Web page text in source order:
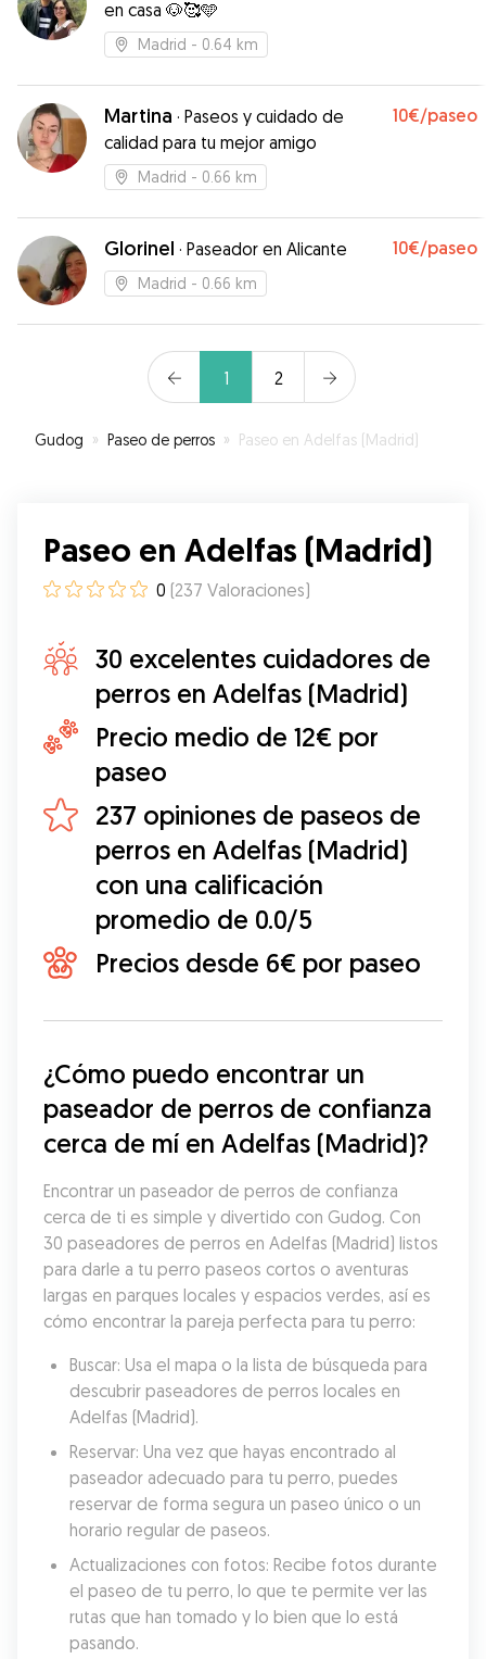
en casa 🐶🥰🩵
Madrid - 0.64 km
Martina · Paseos y cuidado de
calidad para tu mejor amigo
10€/paseo
Madrid - 0.66 km
Glorinel · Paseador en Alicante 10€/paseo
Madrid - 0.66 km
1 2
Gudog » Paseo de perros » Paseo en Adelfas (Madrid)
Paseo en Adelfas (Madrid)
0 (237 Valoraciones)
30 excelentes cuidadores de
perros en Adelfas (Madrid)
Precio medio de 12€ por
paseo
237 opiniones de paseos de
perros en Adelfas (Madrid)
con una calificación
promedio de 0.0/5
Precios desde 6€ por paseo
¿Cómo puedo encontrar un
paseador de perros de confianza
cerca de mí en Adelfas (Madrid)?
Encontrar un paseador de perros de confianza
cerca de ti es simple y divertido con Gudog. Con
30 paseadores de perros en Adelfas (Madrid) listos
para darle a tu perro paseos cortos o aventuras
largas en parques locales y espacios verdes, así es
cómo encontrar la pareja perfecta para tu perro:
Buscar: Usa el mapa o la lista de búsqueda para
descubrir paseadores de perros locales en
Adelfas (Madrid).
Reservar: Una vez que hayas encontrado al
paseador adecuado para tu perro, puedes
reservar de forma segura un paseo único o un
horario regular de paseos.
Actualizaciones con fotos: Recibe fotos durante
el paseo de tu perro, lo que te permite ver las
rutas que han tomado y lo bien que lo está
pasando.